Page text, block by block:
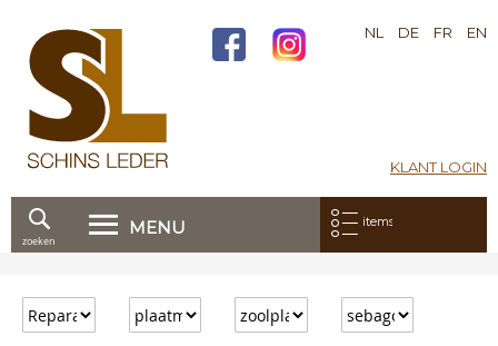
KLANT LOGIN
NL DE FR EN
MENU Mijn bestelling:
items
door
naar
zoeken